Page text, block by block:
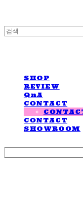
SHOP
REVIEW
QnA
CONTACT
CONTACT
SHOWROOM